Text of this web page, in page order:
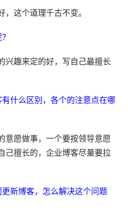
，这个道理千古不变。
兴趣来定的好，写自己最擅长
有什么区别，各个的注意点在哪
意愿做事，一个要按领导意愿
己擅长的，企业博客尽量要拉
新博客，怎么解决这个问题